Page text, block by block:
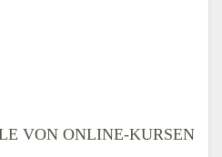
VON ONLINE-KURSEN